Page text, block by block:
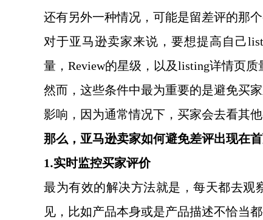
还有另外一种情况，可能是留差评的那
对于亚马逊卖家来说，要想提高自己
量，Review的星级，以及listing详情页
然而，这些条件中最为重要的是避免买
影响，因为通常情况下，买家会去看其
那么，亚马逊卖家如何避免差评出现在
1.实时监控买家评价
最为有效的解决方法就是，每天都去观
见，比如产品本身或是产品描述不恰当都